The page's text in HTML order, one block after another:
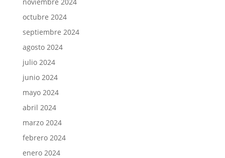
octubre 2024
septiembre 2024
agosto 2024
julio 2024
junio 2024
mayo 2024
abril 2024
marzo 2024
febrero 2024
enero 2024